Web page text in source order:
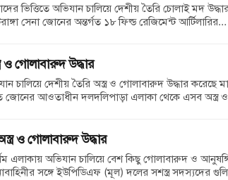
ভিত্তিতে অভিযান চালিয়ে দেশীয় তৈরি চোলাই মদ
সেনা জোনের অন্তর্গত ১৮ ফিল্ড রেজিমেন্ট আর্টিলারির…
ও গোলাবারুদ উদ্ধার
চালিয়ে দেশীয় তৈরি অস্ত্র ও গোলাবারুদ উদ্ধার করেছে
আওতাধীন দলদলিপাড়া এলাকা থেকে এসব অস্ত্র
ও গোলাবারুদ উদ্ধার
এলাকায় অভিযান চালিয়ে বেশ কিছু গোলাবারুদ ও
সঙ্গে ইউপিডিএফ (মূল) দলের সশস্ত্র সদস্যদের